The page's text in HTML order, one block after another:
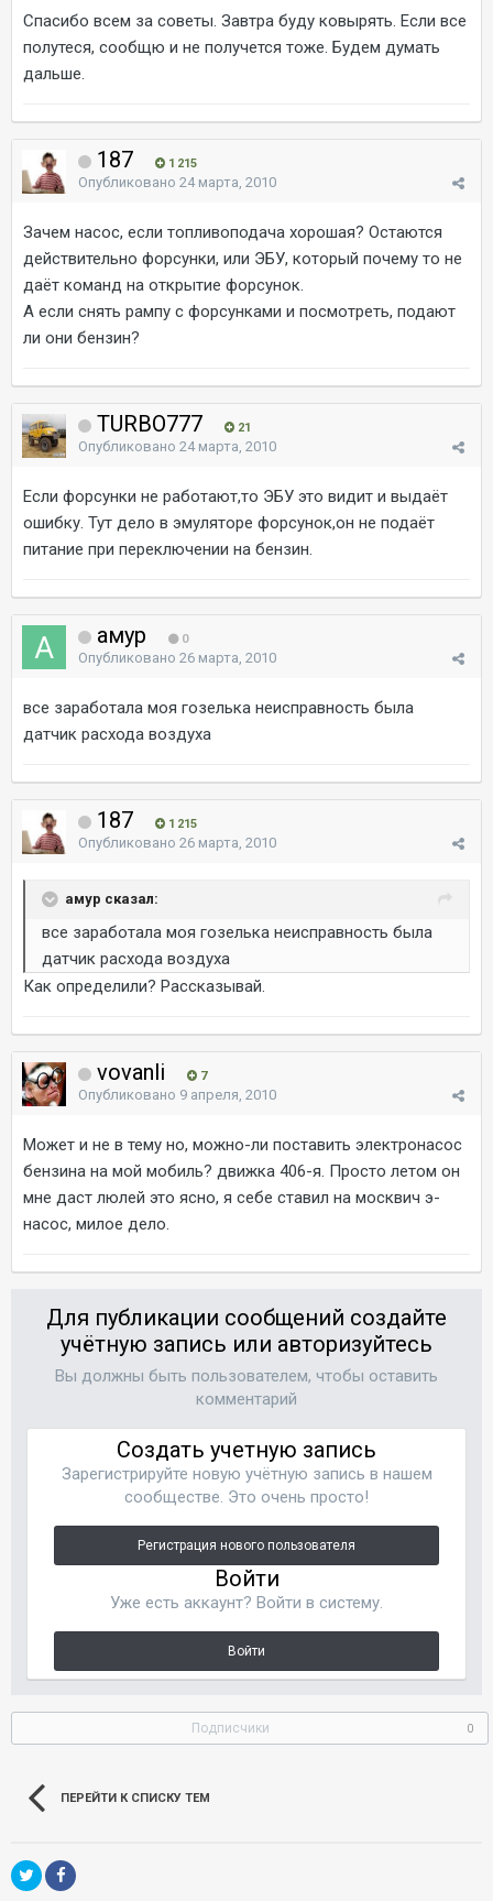
Спасибо всем за советы. Завтра буду ковырять. Если все
полутеся, сообщю и не получется тоже. Будем думать
дальше.
187 1 215
Опубликовано 24 марта, 2010
Зачем насос, если топливоподача хорошая? Остаются
действительно форсунки, или ЭБУ, который почему то не
даёт команд на открытие форсунок.
А если снять рампу с форсунками и посмотреть, подают
ли они бензин?
TURBO777 21
Опубликовано 24 марта, 2010
Если форсунки не работают,то ЭБУ это видит и выдаёт
ошибку. Тут дело в эмуляторе форсунок,он не подаёт
питание при переключении на бензин.
амур 0
Опубликовано 26 марта, 2010
все заработала моя гозелька неисправность была
датчик расхода воздуха
187 1 215
Опубликовано 26 марта, 2010
амур сказал:
все заработала моя гозелька неисправность была
датчик расхода воздуха
Как определили? Рассказывай.
vovanli 7
Опубликовано 9 апреля, 2010
Может и не в тему но, можно-ли поставить электронасос
бензина на мой мобиль? движка 406-я. Просто летом он
мне даст люлей это ясно, я себе ставил на москвич э-
насос, милое дело.
Для публикации сообщений создайте
учётную запись или авторизуйтесь
Вы должны быть пользователем, чтобы оставить
комментарий
Создать учетную запись
Зарегистрируйте новую учётную запись в нашем
сообществе. Это очень просто!
Регистрация нового пользователя
Войти
Уже есть аккаунт? Войти в систему.
Войти
Подписчики 0
ПЕРЕЙТИ К СПИСКУ ТЕМ